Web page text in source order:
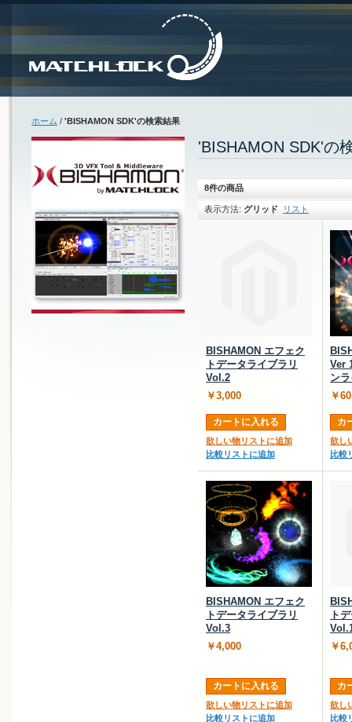
ホーム / 'BISHAMON SDK'の検索結果
'BISHAMON SDK'の
8件の商品
表示方法: グリッド リスト
BISHAMON エフェク
トデータライブラリ
Vol.2
￥3,000
カートに入れる
欲しい物リストに追加
比較リストに追加
Ver
ン
￥
カ
欲し
比較
BISHAMON エフェク
トデータライブラリ
Vol.3
￥4,000
カートに入れる
欲しい物リストに追加
比較リストに追加
ト
￥
カ
欲し
比較